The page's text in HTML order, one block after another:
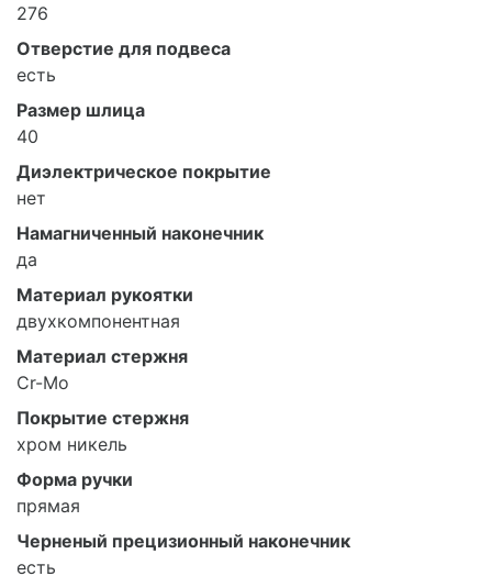
276
Отверстие для подвеса
есть
Размер шлица
40
Диэлектрическое покрытие
нет
Намагниченный наконечник
да
Материал рукоятки
двухкомпонентная
Материал стержня
Cr-Mo
Покрытие стержня
хром никель
Форма ручки
прямая
Черненый прецизионный наконечник
есть